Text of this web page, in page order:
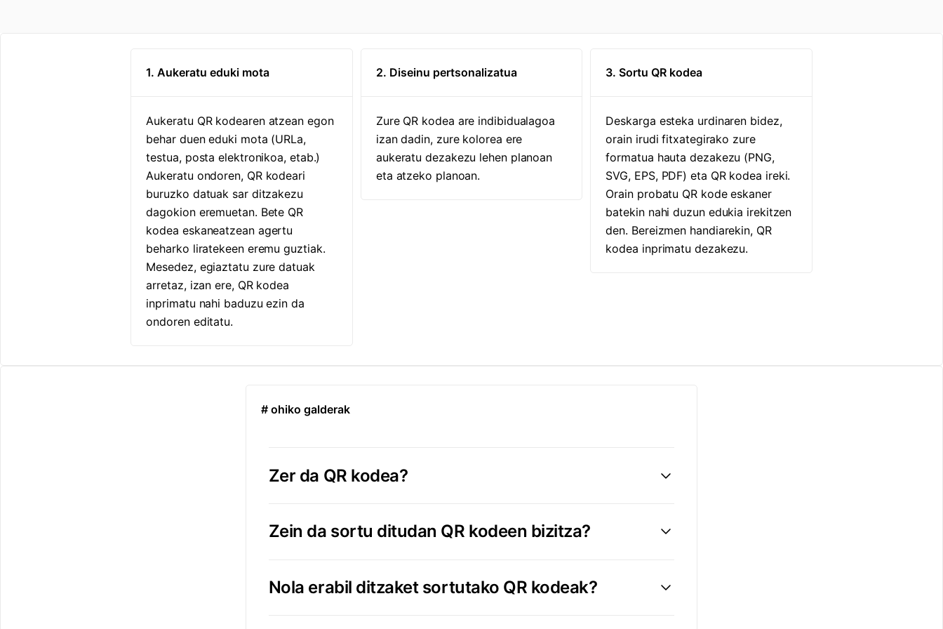
1. Aukeratu eduki mota
Aukeratu QR kodearen atzean egon
behar duen eduki mota (URLa,
testua, posta elektronikoa, etab.)
Aukeratu ondoren, QR kodeari
buruzko datuak sar ditzakezu
dagokion eremuetan. Bete QR
kodea eskaneatzean agertu
beharko liratekeen eremu guztiak.
Mesedez, egiaztatu zure datuak
arretaz, izan ere, QR kodea
inprimatu nahi baduzu ezin da
ondoren editatu.
2. Diseinu pertsonalizatua
Zure QR kodea are indibidualagoa
izan dadin, zure kolorea ere
aukeratu dezakezu lehen planoan
eta atzeko planoan.
3. Sortu QR kodea
Deskarga esteka urdinaren bidez,
orain irudi fitxategirako zure
formatua hauta dezakezu (PNG,
SVG, EPS, PDF) eta QR kodea ireki.
Orain probatu QR kode eskaner
batekin nahi duzun edukia irekitzen
den. Bereizmen handiarekin, QR
kodea inprimatu dezakezu.
# ohiko galderak
Zer da QR kodea?
Zein da sortu ditudan QR kodeen bizitza?
Nola erabil ditzaket sortutako QR kodeak?